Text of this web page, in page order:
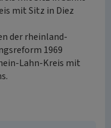
mit Sitz in Diez
der rheinland-
1969
Lahn-Kreis mit